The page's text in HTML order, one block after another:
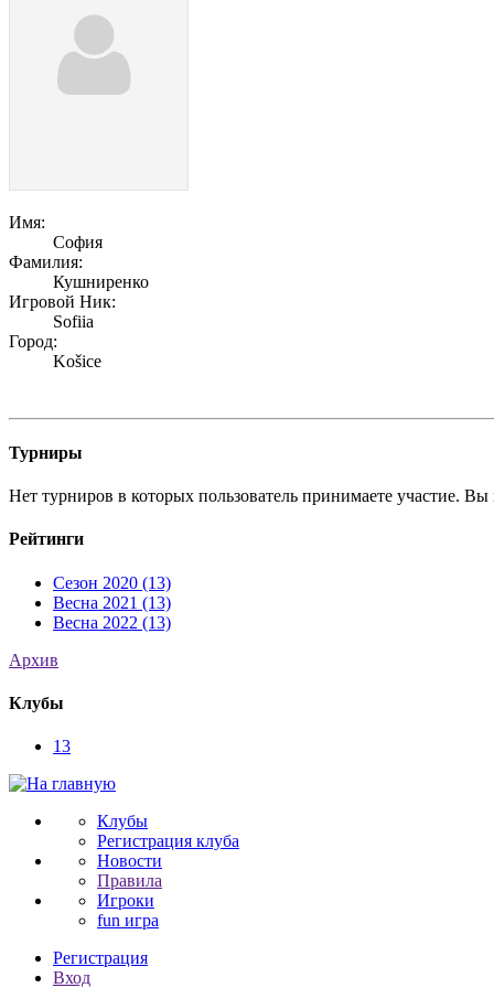
Имя:
София
Фамилия:
Кушниренко
Игровой Ник:
Sofiia
Город:
Košice
Турниры
Нет турниров в которых пользователь принимаете участие.
Рейтинги
Сезон 2020 (13)
Весна 2021 (13)
Весна 2022 (13)
Архив
Клубы
13
Клубы
Регистрация клуба
Новости
Правила
Игроки
fun игра
Регистрация
Вход